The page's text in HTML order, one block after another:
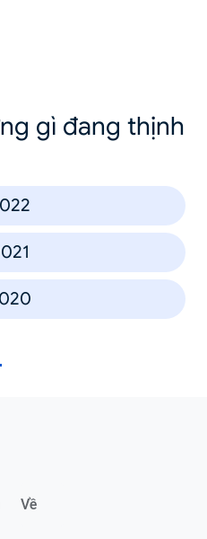
gì đang thịnh
Về